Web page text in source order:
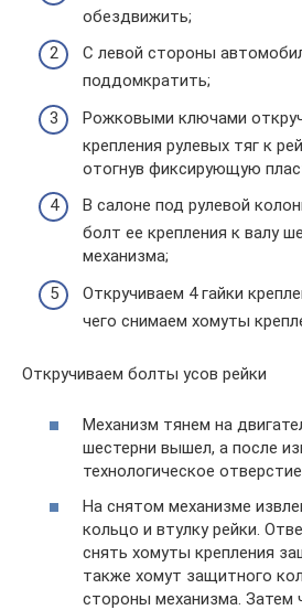
обездвижить;
С левой стороны
поддомкратить;
Рожковыми ключами
крепления рулевых тяг к
отогнув фиксирующую
В салоне под рулевой
болт ее крепления к валу
механизма;
Откручиваем 4 гайки
чего снимаем хомуты
Откручиваем болты усов рейки
Механизм тянем на
шестерни вышел, а после
технологическое
На снятом механизме
кольцо и втулку рейки.
снять хомуты крепления
также хомут защитного
стороны механизма. Затем